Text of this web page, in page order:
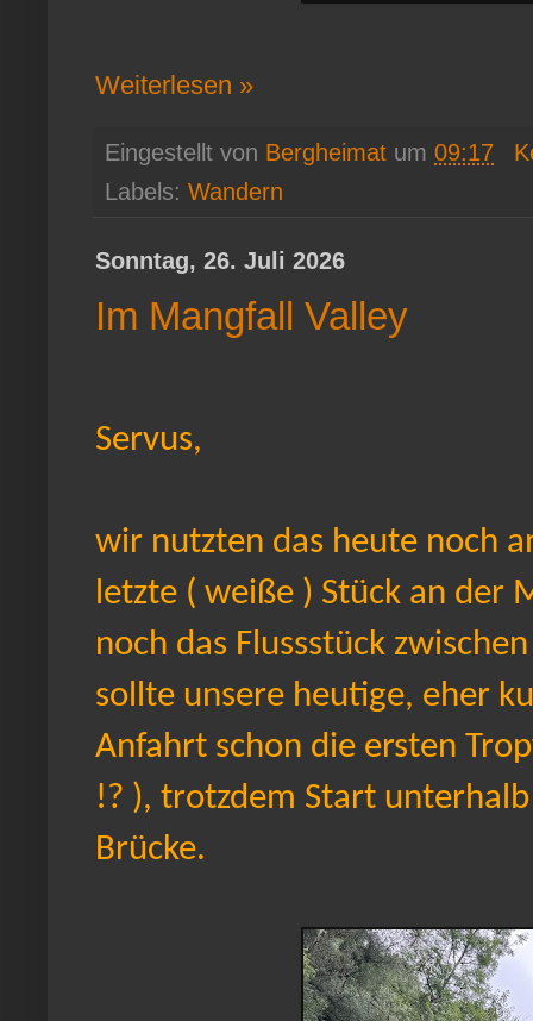
Weiterlesen »
Eingestellt von Bergheimat um 09:17
Labels: Wandern
Sonntag, 26. Juli 2026
Im Mangfall Valley
Servus,
wir nutzten das heute noch
letzte ( weiße ) Stück an der
noch das Flussstück
sollte unsere heutige, eher
Anfahrt schon die ersten
!? ), trotzdem Start
Brücke.